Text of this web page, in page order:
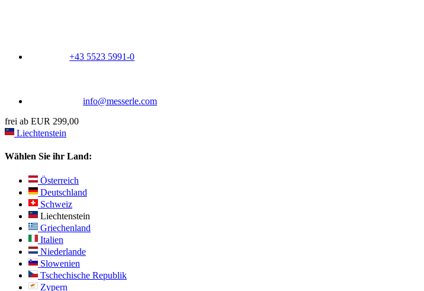
+43 5523 5991-0
info@messerle.com
frei ab EUR 299,00
Liechtenstein
Wählen Sie ihr Land:
Österreich
Deutschland
Schweiz
Liechtenstein
Griechenland
Italien
Niederlande
Slowenien
Tschechische Republik
Zypern